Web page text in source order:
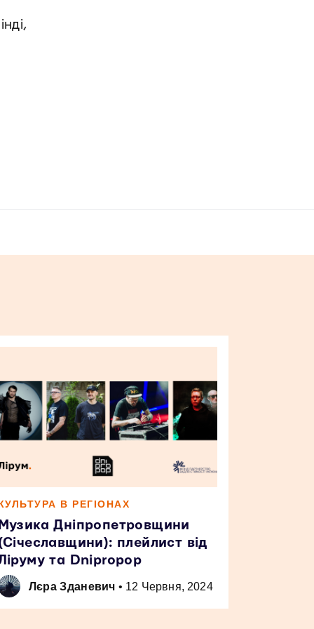
В РЕГІОНАХ
Дніпропетровщини
плейлист від
та Dnipropop
Лєра Зданевич • 12 Червня, 2024